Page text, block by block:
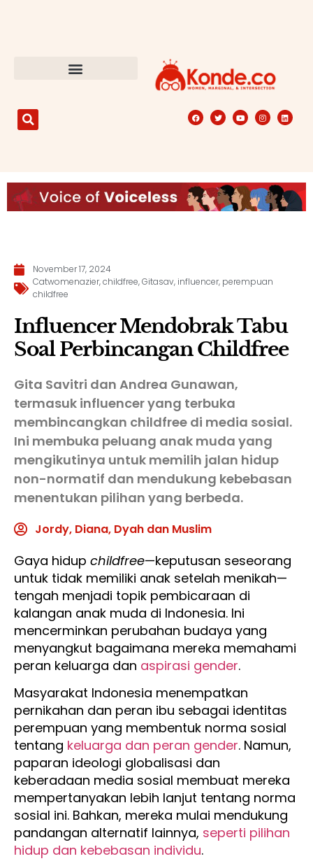
November 17, 2024
Catwomenazier,childfree,Gitasav, influencer, perempuan
childfree
Influencer Mendobrak Tabu
Soal Perbincangan Childfree
Gita Savitri dan Andrea Gunawan,
termasuk influencer yang terbuka
membincangkan childfree di media sosial.
Ini membuka peluang anak muda yang
mengikutinya untuk memilih jalan hidup
non-normatif dan mendukung kebebasan
menentukan pilihan yang berbeda.
Jordy, Diana, Dyah dan Muslim
Gaya hidup childfree—keputusan seseorang
untuk tidak memiliki anak setelah menikah—
tengah menjadi topik pembicaraan di
kalangan anak muda di Indonesia. Ini
mencerminkan perubahan budaya yang
menyangkut bagaimana mereka memahami
peran keluarga dan aspirasi gender.
Masyarakat Indonesia menempatkan
pernikahan dan peran ibu sebagai identitas
perempuan yang membentuk norma sosial
tentang keluarga dan peran gender. Namun,
paparan ideologi globalisasi dan
keberadaan media sosial membuat mereka
mempertanyakan lebih lanjut tentang norma
sosial ini. Bahkan, mereka mulai mendukung
pandangan alternatif lainnya, seperti pilihan
hidup dan kebebasan individu.